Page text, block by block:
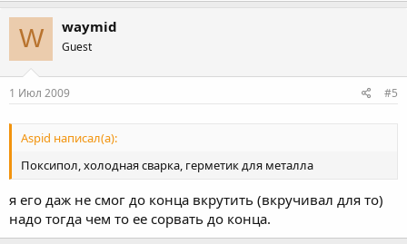
W waymid
Guest
1 Июл 2009 #5
Aspid написал(а):
Поксипол, холодная сварка, герметик для металла
я его даж не смог до конца вкрутить (вкручивал для то)
надо тогда чем то ее сорвать до конца.